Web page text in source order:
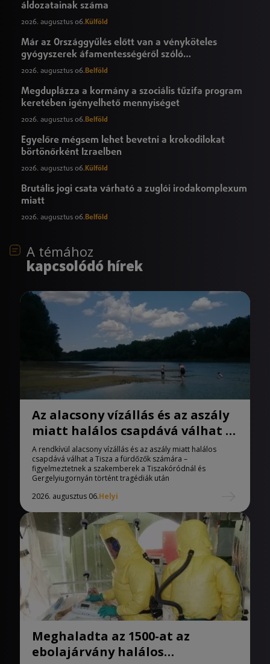
áldozatainak száma
2026. augusztus 06. Külföld
Már az Országgyűlés előtt van a vényköteles
gyógyszerek áfamentességéről szóló
törvényjavaslat
2026. augusztus 06.Belföld
Megduplázza a kormány a szociális tűzifa program
keretében igényelhető mennyiséget
2026. augusztus 06.Belföld
Egyelőre mégsem lehet bevetni a krokodilokat
börtönőrként Izraelben
2026. augusztus 06. Külföld
Brutális jogi csata várható a zuglói irodakomplexum
miatt
2026. augusztus 06.Belföld
A témához
kapcsolódó hírek
Az alacsony vízállás és az aszály
miatt halálos csapdává válhat a
Tisza
A rendkívül alacsony vízállás és az aszály miatt halálos
csapdává válhat a Tisza a fürdőzők számára –
figyelmeztetnek a szakemberek a Tiszakóródnál és
Gergelyiugornyán történt tragédiák után
2026. augusztus 06.Helyi
Meghaladta az 1500-at az
ebolajárvány halálos